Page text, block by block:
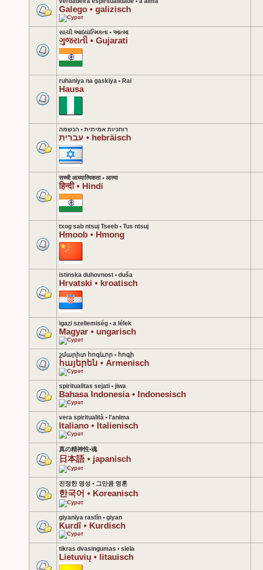
Galego • galizisch
સાચી આધ્યાત્મિકતા • આત્મા
ગુજરાતી • Gujarati
ruhaniya na gaskiya • Rai
Hausa
רוחניות אמיתית • הנשמה
עברית • hebräisch
सच्ची आध्यात्मिकता • आत्मा
हिन्दी • Hindi
txog sab ntsuj Tseeb • Tus ntsuj
Hmoob • Hmong
istinska duhovnost • duša
Hrvatski • kroatisch
igazi szellemiség • a lélek
Magyar • ungarisch
շմարիտ հոգևոր • հոգի
հայերեն • Armenisch
spiritualitas sejati • jiwa
Bahasa Indonesia • Indonesisch
vera spiritualità • l'anima
Italiano • Italienisch
真の精神性•魂
日本語 • japanisch
진정한 영성 • 그만큼 영혼
한국어 • Koreanisch
giyaniya rastîn • giyan
Kurdî • Kurdisch
tikras dvasingumas • siela
Lietuvių • litauisch